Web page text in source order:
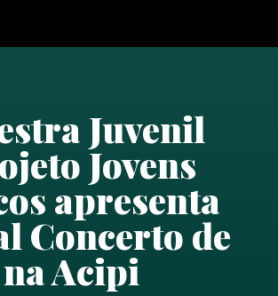
Juvenil
Jovens
apresenta
Concerto de
Acipi